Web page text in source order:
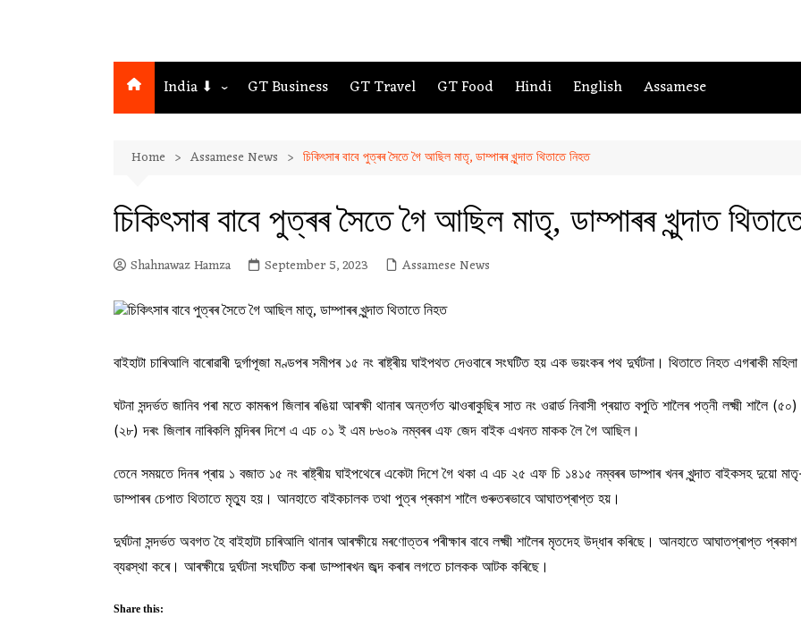
India ⬇
Guwahati
GT Business GT Travel GT Food Hindi English Assamese
Home Assamese News চিকিৎসাৰ বাবে পুত্ৰৰ সৈতে গৈ আছিল মাতৃ, ডাম্পাৰৰ খুন্দাত থিতাতে নিহত
চিকিৎসাৰ বাবে পুত্ৰৰ সৈতে গৈ আছিল মাতৃ, ডাম্পাৰৰ খুন্দাত
Shahnawaz Hamza September 5, 2023 Assamese News
বাইহাটা চাৰিআলি বাৰোৱাৰী দুৰ্গাপূজা মণ্ডপৰ সমীপৰ ১৫ নং ৰাষ্ট্ৰীয় ঘাইপথত দেওবাৰে সংঘটিত হয় এক ভয়ংকৰ পথ দুৰ্ঘটনা। থিতাতে নিহত এগৰাকী
ঘটনা সন্দৰ্ভত জানিব পৰা মতে কামৰূপ জিলাৰ ৰঙিয়া আৰক্ষী থানাৰ অন্তৰ্গত ঝাওৰাকুছিৰ সাত নং ওৱাৰ্ড নিবাসী প্ৰয়াত বপুতি শালৈৰ পত্নী লক্ষ্মী
(২৮) দৰং জিলাৰ নাৰিকলি মন্দিৰৰ দিশে এ এচ ০১ ই এম ৮৬০৯ নম্বৰৰ এফ জেদ বাইক এখনত মাকক লৈ গৈ আছিল।
তেনে সময়তে দিনৰ প্ৰায় ১ বজাত ১৫ নং ৰাষ্ট্ৰীয় ঘাইপথেৰে একেটা দিশে গৈ থকা এ এচ ২৫ এফ চি ১৪১৫ নম্বৰৰ ডাম্পাৰ খনৰ খুন্দাত বাইকসহ দুয়ো
ডাম্পাৰৰ চেপাত থিতাতে মৃত্যু হয়। আনহাতে বাইকচালক তথা পুত্ৰ প্ৰকাশ শালৈ গুৰুতৰভাবে আঘাতপ্ৰাপ্ত হয়।
দুৰ্ঘটনা সন্দৰ্ভত অবগত হৈ বাইহাটা চাৰিআলি থানাৰ আৰক্ষীয়ে মৰণোত্তৰ পৰীক্ষাৰ বাবে লক্ষ্মী শালৈৰ মৃতদেহ উদ্ধাৰ কৰিছে। আনহাতে আঘাতপ্ৰাপ্ত প্ৰকাশ
ব্যৱস্থা কৰে। আৰক্ষীয়ে দুৰ্ঘটনা সংঘটিত কৰা ডাম্পাৰখন জব্দ কৰাৰ লগতে চালকক আটক কৰিছে।
Share this: